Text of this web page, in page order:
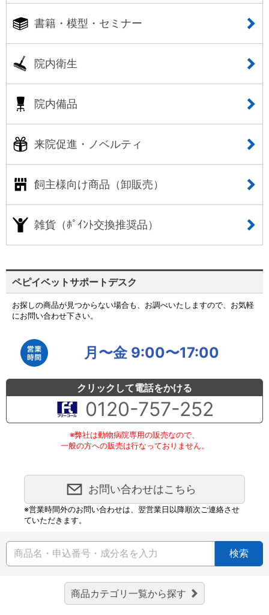
書籍・模型・セミナー
院内衛生
院内備品
来院促進・ノベルティ
飼主様向け商品（卸販売）
雑貨（ﾎﾟｲﾝﾄ交換推奨品）
ペピイベットサポートデスク
お探しの商品が見つからない場合も、お調べいたしますので、お気軽
にお問い合わせ下さい。
月〜金 9:00〜17:00
クリックして電話をかける
0120-757-252
※弊社は動物病院専用の販売なので、
一般の方への販売は行なっておりません。
お問い合わせはこちら
※営業時間外のお問い合わせは、翌営業日以降順次ご連絡させ
ていただきます。
検索
商品カテゴリ一覧から探す